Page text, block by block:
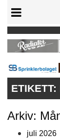
NOLLCO2
CITYLAB
ETIKETT:
Arkiv:
juli 2026